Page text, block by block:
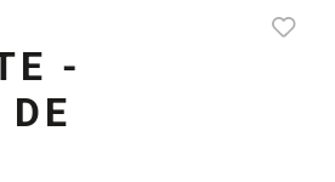
-